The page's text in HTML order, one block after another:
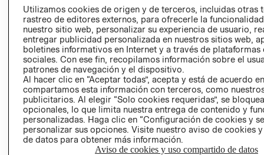
PRENSA
RELACIÓN CON
INVERSIONISTAS
POLÍTICA
EMPRESARIAL
- RETIRO EN
TIENDA
TÉRMINOS Y
CONDICIONES
AVISO DE
PRIVACIDAD
GIFT CARD
AVISO DE
COOKIES
Utilizamos cookies de origen y de terceros, incluidas otras
rastreo de editores externos, para ofrecerle la
nuestro sitio web, personalizar su experiencia de usuario,
entregar publicidad personalizada en nuestros sitios web,
boletines informativos en Internet y a través de plataformas
sociales. Con ese fin, recopilamos información sobre el
patrones de navegación y el dispositivo.
Al hacer clic en “Aceptar todas”, acepta y está de acuerdo
compartamos esta información con terceros, como
publicitarios. Al elegir “Solo cookies requeridas”, se
opcionales, lo que limita nuestra entrega de contenido y
personalizadas. Haga clic en “Configuración de cookies y
personalizar sus opciones. Visite nuestro aviso de cookies
de datos para obtener más información.
Aviso de cookies y uso compartido de datos